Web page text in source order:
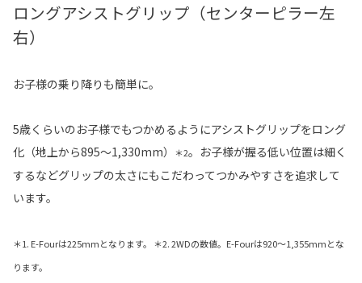
ロングアシストグリップ（センターピラー左
右）
お子様の乗り降りも簡単に。
5歳くらいのお子様でもつかめるようにアシストグリップをロング
化（地上から895〜1,330mm）
＊2。お子様が握る低い位置は細く
するなどグリップの太さにもこだわってつかみやすさを追求して
います。
＊1. E-Fourは225mmとなります。 ＊2. 2WDの数値。E-Fourは920〜1,355mmとな
ります。